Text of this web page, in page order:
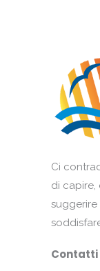
Ci
di capire,
Contatti